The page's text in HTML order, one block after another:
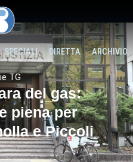
SPECIALI DIRETTA ARCHIVIO
TG
del gas:
piena per
e Piccoli